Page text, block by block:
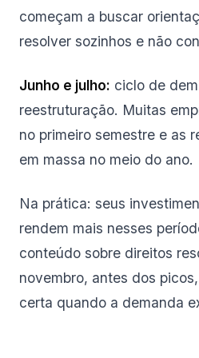
começam a buscar
resolver sozinhos e não
Junho e julho: ciclo de
reestruturação. Muitas
no primeiro semestre e as
em massa no meio do ano.
Na prática: seus
rendem mais nesses
conteúdo sobre direitos
novembro, antes dos
certa quando a demanda